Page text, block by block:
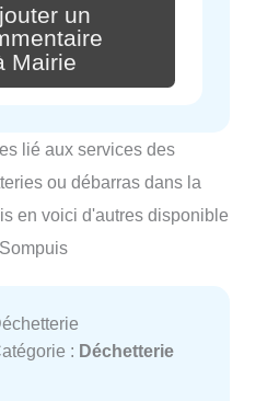
un
Mairie
lié aux services des
ou débarras dans la
en voici d'autres disponible
: Déchetterie